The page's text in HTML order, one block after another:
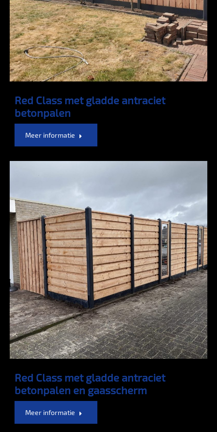
Red Class met gladde antraciet
betonpalen
Meer informatie
Red Class met gladde antraciet
betonpalen en gaasscherm
Meer informatie